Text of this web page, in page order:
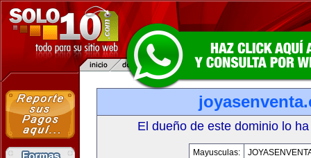
El dueño de este dominio lo
Mayusculas: